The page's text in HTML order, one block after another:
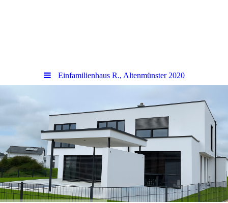
Einfamilienhaus R., Altenmünster 2020